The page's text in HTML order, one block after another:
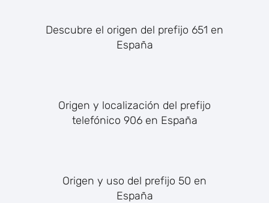
Descubre el origen del prefijo 651 en
España
Origen y localización del prefijo
telefónico 906 en España
Origen y uso del prefijo 50 en
España